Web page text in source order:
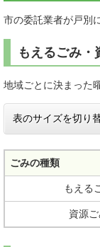
市の委託業者が戸別
もえるごみ・
地域ごとに決まった
表のサイズを切り
ごみの種類
もえる
資源ご